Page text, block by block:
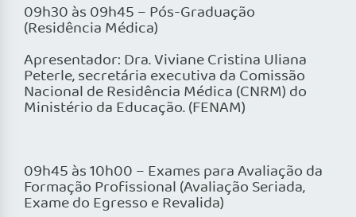
09h30 às 09h45 – Pós-Graduação
(Residência Médica)
Apresentador: Dra. Viviane Cristina Uliana
Peterle, secretária executiva da Comissão
Nacional de Residência Médica (CNRM) do
Ministério da Educação. (FENAM)
09h45 às 10h00 – Exames para Avaliação da
Formação Profissional (Avaliação Seriada,
Exame do Egresso e Revalida)